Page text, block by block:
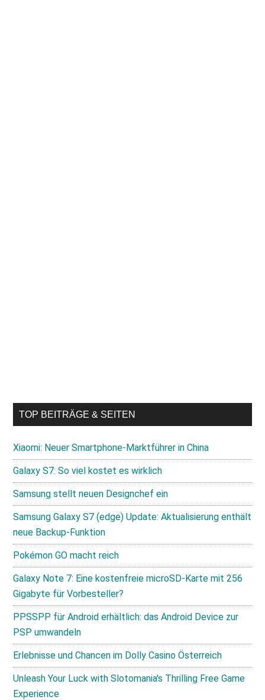
TOP BEITRÄGE & SEITEN
Xiaomi: Neuer Smartphone-Marktführer in China
Galaxy S7: So viel kostet es wirklich
Samsung stellt neuen Designchef ein
Samsung Galaxy S7 (edge) Update: Aktualisierung enthält
neue Backup-Funktion
Pokémon GO macht reich
Galaxy Note 7: Eine kostenfreie microSD-Karte mit 256
Gigabyte für Vorbesteller?
PPSSPP für Android erhältlich: das Android Device zur
PSP umwandeln
Erlebnisse und Chancen im Dolly Casino Österreich
Unleash Your Luck with Slotomania's Thrilling Free Game
Experience